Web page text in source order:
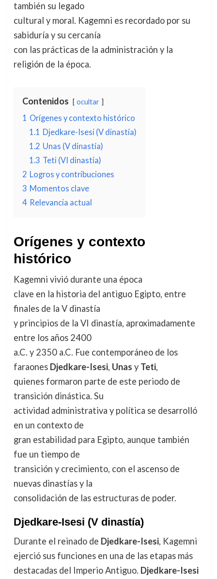
también su legado
cultural y moral. Kagemni es recordado por su
sabiduría y su cercanía
con las prácticas de la administración y la
religión de la época.
Contenidos ocultar
1 Orígenes y contexto histórico
1.1 Djedkare-Isesi (V dinastía)
1.2 Unas (V dinastía)
1.3 Teti (VI dinastía)
2 Logros y contribuciones
3 Momentos clave
4 Relevancia actual
Orígenes y contexto
histórico
Kagemni vivió durante una época
clave en la historia del antiguo Egipto, entre
finales de la V dinastía
y principios de la VI dinastía, aproximadamente
entre los años 2400
a.C. y 2350 a.C. Fue contemporáneo de los
faraones Djedkare-Isesi, Unas y Teti,
quienes formaron parte de este periodo de
transición dinástica. Su
actividad administrativa y política se desarrolló
en un contexto de
gran estabilidad para Egipto, aunque también
fue un tiempo de
transición y crecimiento, con el ascenso de
nuevas dinastías y la
consolidación de las estructuras de poder.
Djedkare-Isesi (V dinastía)
Durante el reinado de Djedkare-Isesi, Kagemni
ejerció sus funciones en una de las etapas más
destacadas del Imperio Antiguo. Djedkare-Isesi